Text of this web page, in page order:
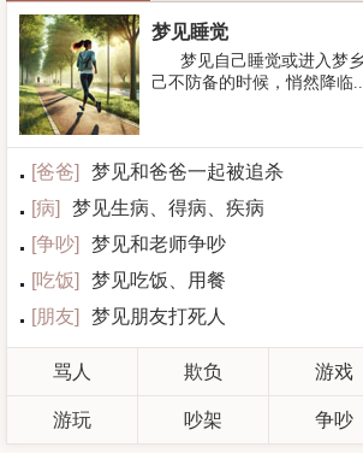
梦见睡觉
梦见自己睡觉或进入梦
己不防备的时候，悄然降临
[爸爸]
梦见和爸爸一起被追杀
[病]
梦见生病、得病、疾病
[争吵]
梦见和老师争吵
[吃饭]
梦见吃饭、用餐
[朋友] 梦见朋友打死人
骂人 欺负 游戏
游玩 吵架 争吵